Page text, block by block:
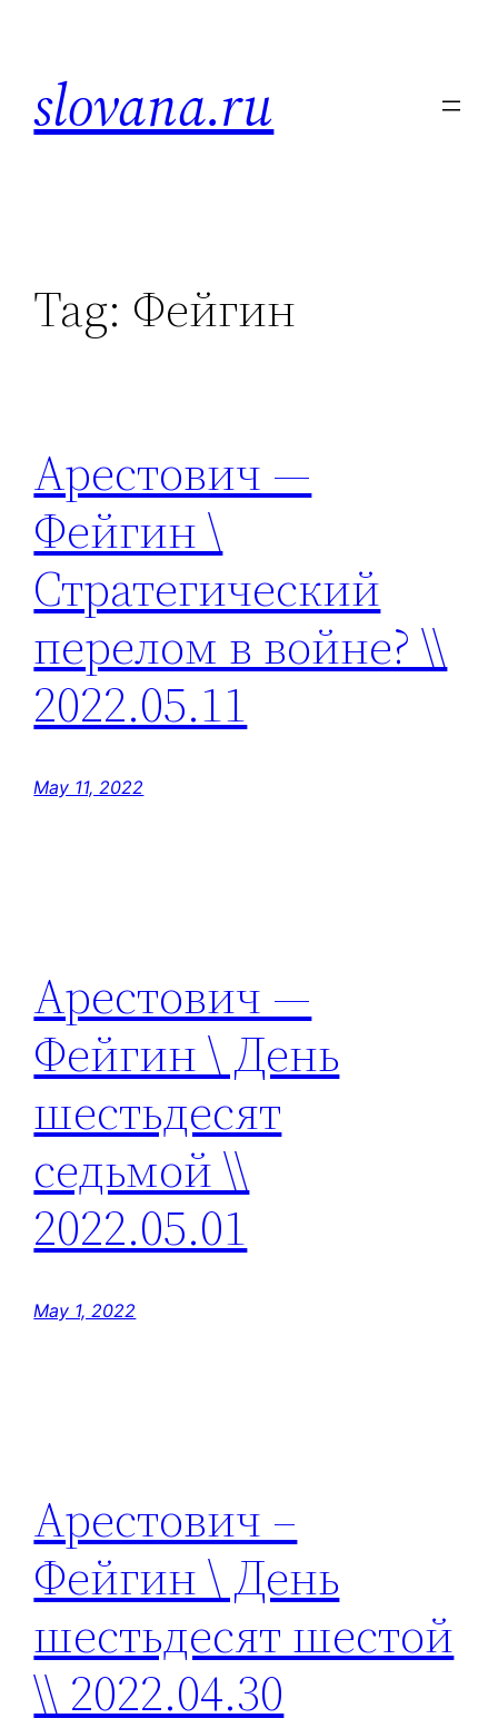
content
slovana.ru
Tag: Фейгин
Арестович —
Фейгин \
Стратегический
перелом в войне? \\
2022.05.11
May 11, 2022
Арестович —
Фейгин \ День
шестьдесят
седьмой \\
2022.05.01
May 1, 2022
Арестович –
Фейгин \ День
шестьдесят шестой
\\ 2022.04.30